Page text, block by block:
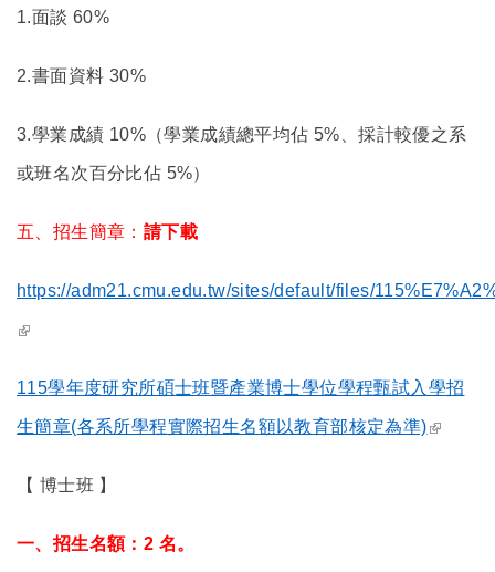
1.面談 60%
2.書面資料 30%
3.學業成績 10%（學業成績總平均佔 5%、採計較優之系
或班名次百分比佔 5%）
五、招生簡章： 請下載
https://adm21.cmu.edu.tw/sites/default/files/
(link is external)
115學年度研究所碩士班暨產業博士學位學程甄試入學招
生簡章(各系所學程實際招生名額以教育部核定為準) (link is
【 博士班 】
一、招生名額：2 名。